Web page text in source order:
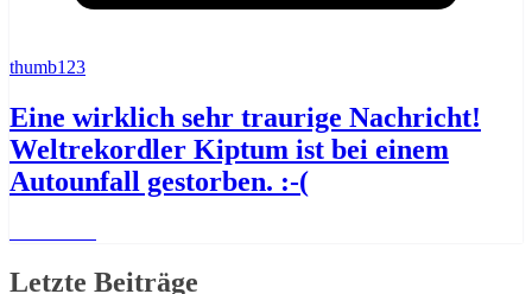
thumb123
Eine wirklich sehr traurige Nachricht!
Weltrekordler Kiptum ist bei einem
Autounfall gestorben. :-(
Letzte Beiträge